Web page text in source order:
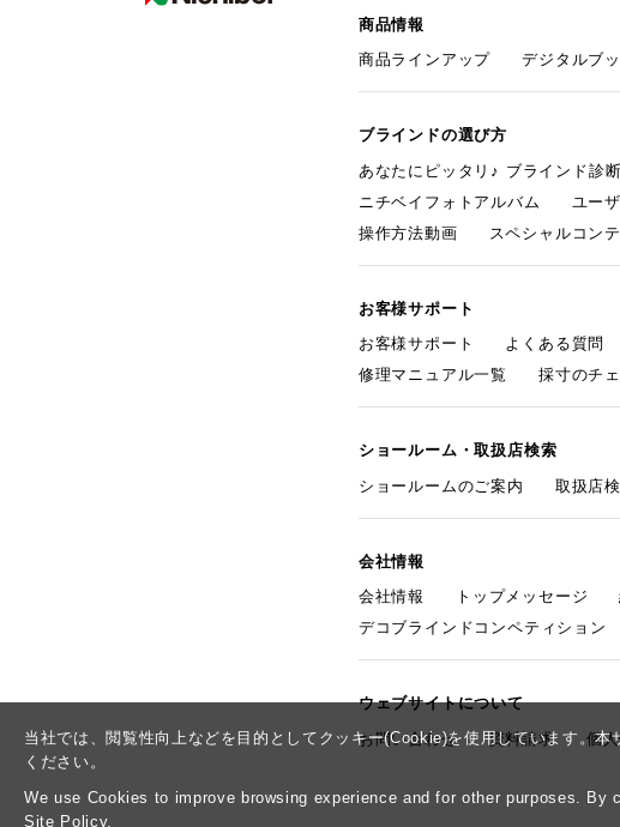
当社では、閲覧性向上などを目的としてクッキー(Cookie)を使用しています。
ください。
We use Cookies to improve browsing experience and for other purposes.
Site Policy.
商品情報
商品ラインアップ
デジタルブ
ブラインドの選び方
あなたにピッタリ♪ ブラインド診断
ニチベイフォトアルバム
ユー
操作方法動画
スペシャルコン
お客様サポート
お客様サポート
よくある質問
修理マニュアル一覧
採寸のチ
ショールーム・取扱店検索
ショールームのご案内
取扱店
会社情報
会社情報
トップメッセージ
デコブラインドコンペティション
ウェブサイトについて
お問い合わせ
資料請求 個